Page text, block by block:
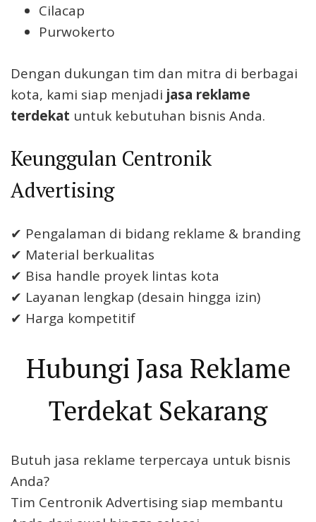
Cilacap
Purwokerto
Dengan dukungan tim dan mitra di berbagai
kota, kami siap menjadi jasa reklame
terdekat untuk kebutuhan bisnis Anda.
Keunggulan Centronik
Advertising
✔ Pengalaman di bidang reklame & branding
✔ Material berkualitas
✔ Bisa handle proyek lintas kota
✔ Layanan lengkap (desain hingga izin)
✔ Harga kompetitif
Hubungi Jasa Reklame
Terdekat Sekarang
Butuh jasa reklame terpercaya untuk bisnis
Anda?
Tim Centronik Advertising siap membantu